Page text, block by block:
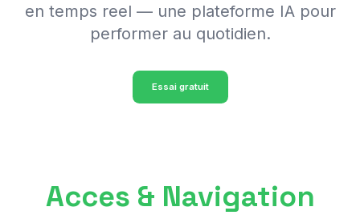
en temps reel — une plateforme IA pour
performer au quotidien.
Essai gratuit
Acces & Navigation